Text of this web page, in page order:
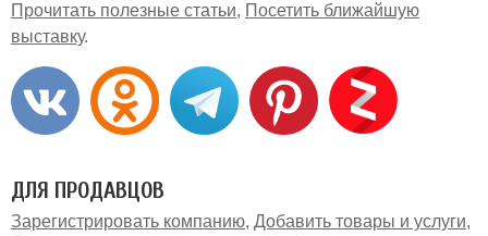
Прочитать полезные статьи
Посетить ближайшую
выставку
ДЛЯ ПРОДАВЦОВ
Зарегистрировать компанию Добавить товары и услуги